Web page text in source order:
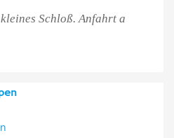
Schloß. Anfahrt a